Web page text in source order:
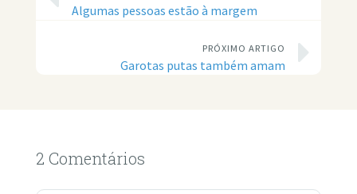
Algumas pessoas estão à margem
PRÓXIMO ARTIGO
Garotas putas também amam
2 Comentários